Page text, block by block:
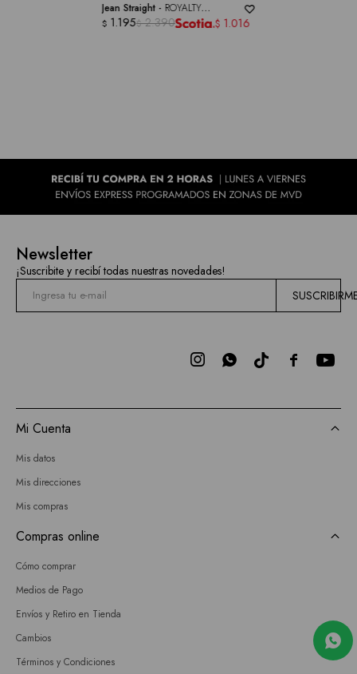
Jean Straight - ROYALTY
COLLECTION
$ 1.195$ 2.390 $ 1.016
Newsletter
¡Suscribite y recibí todas nuestras novedades!

 
Mi Cuenta
Mis datos
Mis direcciones
Mis compras
Compras online
Cómo comprar
Medios de Pago
Envíos y Retiro en Tienda
Cambios
Términos y Condiciones